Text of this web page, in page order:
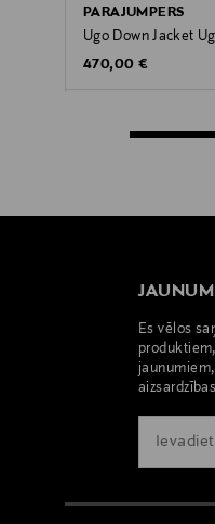
PARAJUMPERS
Ugo Down Jacket
Original Price
470,00 €
Es vēlos